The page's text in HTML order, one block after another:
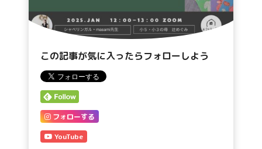
この記事が気に入ったらフォローしよう
フォローする
YouTube